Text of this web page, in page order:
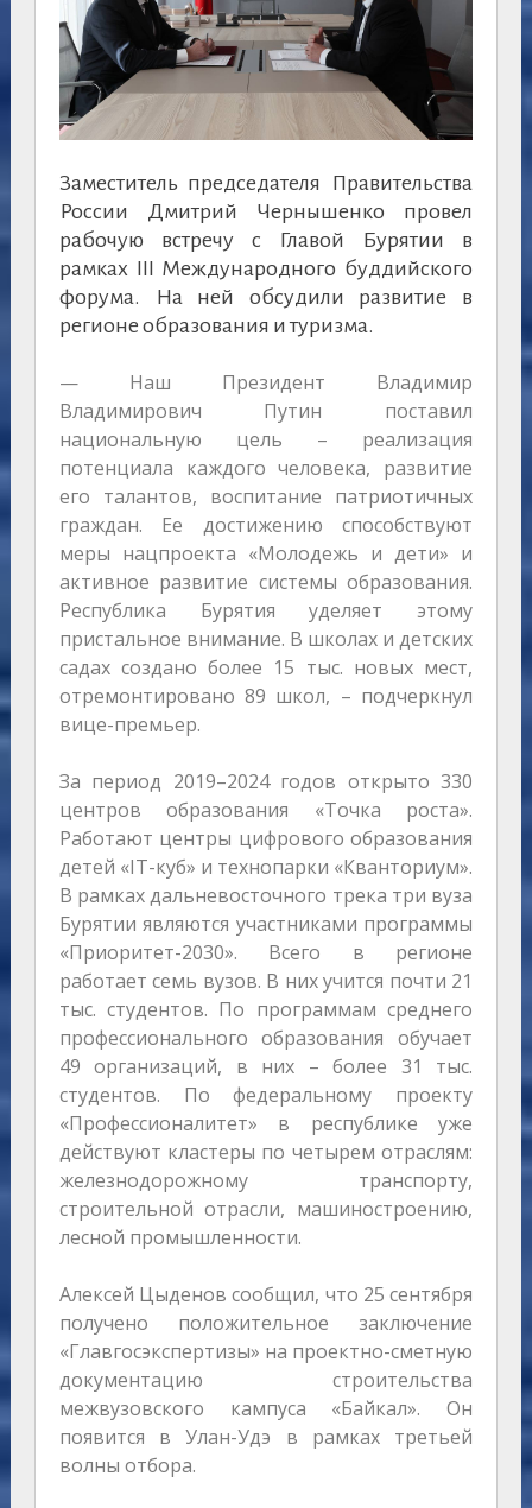
Заместитель председателя Правительства
России Дмитрий Чернышенко провел
рабочую встречу с Главой Бурятии в
рамках III Международного буддийского
форума. На ней обсудили развитие в
регионе образования и туризма.
— Наш Президент Владимир
Владимирович Путин поставил
национальную цель – реализация
потенциала каждого человека, развитие
его талантов, воспитание патриотичных
граждан. Ее достижению способствуют
меры нацпроекта «Молодежь и дети» и
активное развитие системы образования.
Республика Бурятия уделяет этому
пристальное внимание. В школах и детских
садах создано более 15 тыс. новых мест,
отремонтировано 89 школ, – подчеркнул
вице-премьер.
За период 2019–2024 годов открыто 330
центров образования «Точка роста».
Работают центры цифрового образования
детей «IT-куб» и технопарки «Кванториум».
В рамках дальневосточного трека три вуза
Бурятии являются участниками программы
«Приоритет-2030». Всего в регионе
работает семь вузов. В них учится почти 21
тыс. студентов. По программам среднего
профессионального образования обучает
49 организаций, в них – более 31 тыс.
студентов. По федеральному проекту
«Профессионалитет» в республике уже
действуют кластеры по четырем отраслям:
железнодорожному транспорту,
строительной отрасли, машиностроению,
лесной промышленности.
Алексей Цыденов сообщил, что 25 сентября
получено положительное заключение
«Главгосэкспертизы» на проектно-сметную
документацию строительства
межвузовского кампуса «Байкал». Он
появится в Улан-Удэ в рамках третьей
волны отбора.